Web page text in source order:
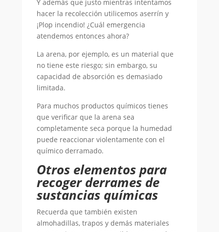
Y además que justo mientras intentamos
hacer la recolección utilicemos aserrín y
¡Plop incendio! ¿Cuál emergencia
atendemos entonces ahora?
La arena, por ejemplo, es un material que
no tiene este riesgo; sin embargo, su
capacidad de absorción es demasiado
limitada.
Para muchos productos químicos tienes
que verificar que la arena sea
completamente seca porque la humedad
puede reaccionar violentamente con el
químico derramado.
Otros elementos para
recoger derrames de
sustancias químicas
Recuerda que también existen
almohadillas, trapos y demás materiales